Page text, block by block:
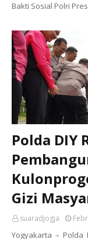
Bakti Sosial Polri
Polda DIY
Gizi
suaradjogja
Yogyakarta – Polda